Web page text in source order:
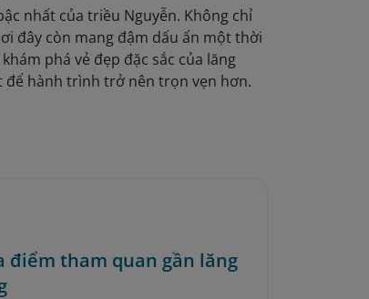
nhất của triều Nguyễn. Không chỉ
đây còn mang đậm dấu ấn một thời
phá vẻ đẹp đặc sắc của lăng
để hành trình trở nên trọn vẹn hơn.
điểm tham quan gần lăng